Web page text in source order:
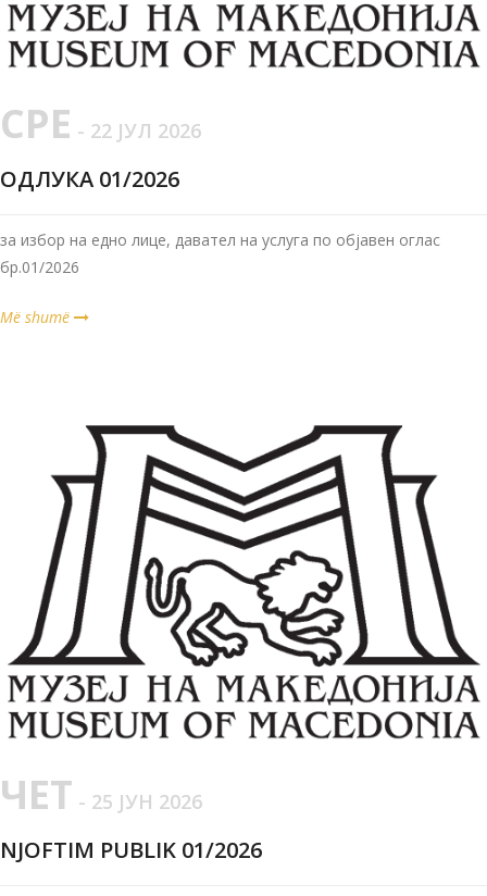
СРЕ - 22 ЈУЛ 2026
ОДЛУКА 01/2026
за избор на едно лице, давател на услуга по објавен оглас
бр.01/2026
Më shumë
ЧЕТ - 25 ЈУН 2026
NJOFTIM PUBLIK 01/2026